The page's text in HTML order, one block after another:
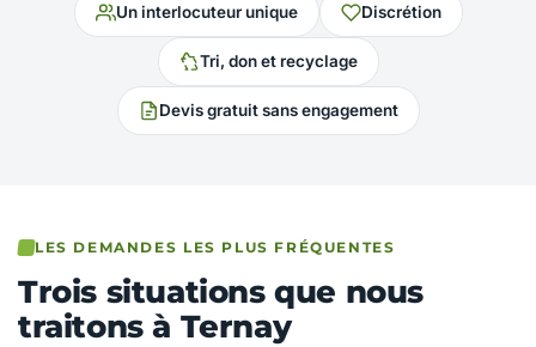
Un interlocuteur unique Discrétion
Tri, don et recyclage
Devis gratuit sans engagement
LES DEMANDES LES PLUS FRÉQUENTES
Trois situations que nous
traitons à Ternay